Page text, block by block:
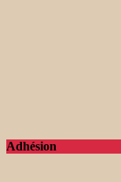
Adhésion